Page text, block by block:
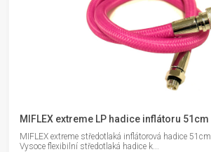
MIFLEX extreme LP hadice inflátoru 51cm
MIFLEX extreme středotlaká inflátorová hadice
Vysoce flexibilní středotlaká hadice k...